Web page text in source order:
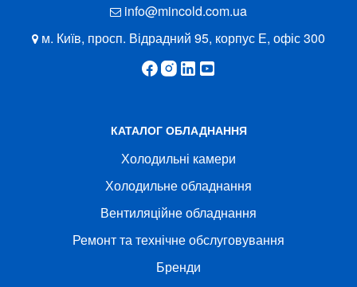
info@mincold.com.ua
м. Київ, просп. Відрадний 95, корпус Е, офіс 300
КАТАЛОГ ОБЛАДНАННЯ
Холодильні камери
Холодильне обладнання
Вентиляційне обладнання
Ремонт та технічне обслуговування
Бренди